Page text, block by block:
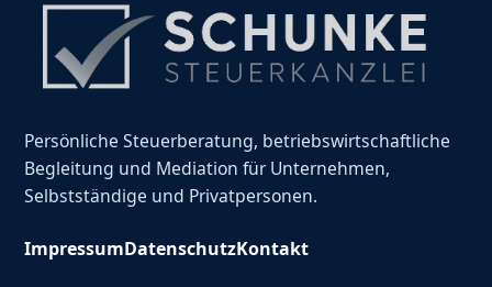
Persönliche Steuerberatung, betriebswirtschaftliche
Begleitung und Mediation für Unternehmen,
Selbstständige und Privatpersonen.
ImpressumDatenschutzKontakt